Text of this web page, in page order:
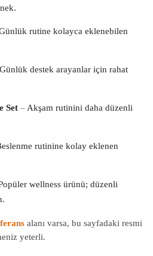
rutine kolayca eklenebilen
Günlük destek arayanlar için rahat
Set – Akşam rutinini daha düzenli
rutinine kolay eklenen
wellness ürünü; düzenli
alanı varsa, bu sayfadaki resmi
yeterli.